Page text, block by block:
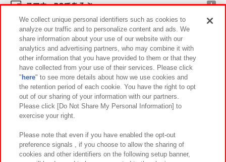
スマホ・PCであそぶ
イベント・キャンペーン
関連会社 サステナビリティ サイトポリシー
プライバシーポリシー ウェブアクセシビリティ方針と検証結果
お取引先さまとともに
カスタマーハラスメント対応方針 よくあるご質問・お問い合わせ
We collect unique personal identifiers such as cookies to
analyze our traffic and to personalize content and ads. We
share information about your use of our website with our
analytics and advertising partners, who may combine it with
other information that you have provided to them or that they
have collected from your use of their services. Please click
" here" to see more details about how we use cookies and
the retention period of each cookie. You have the right to opt
out of our sharing of your information with our partners.
Please click [Do Not Share My Personal Information] to
exercise your right.
Please note that even if you have enabled the opt-out
preference signals , if you choose to allow the sharing of
cookies and other identifiers on the following setup banner,